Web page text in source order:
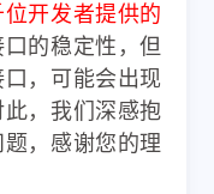
开发者提供的
的稳定性，但
，可能会出现
，我们深感抱
题，感谢您的理